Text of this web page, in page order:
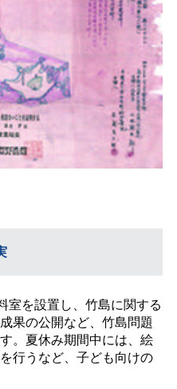
室を設置し、竹島に関する
果の公開など、竹島問題
。夏休み期間中には、絵
行うなど、子ども向けの